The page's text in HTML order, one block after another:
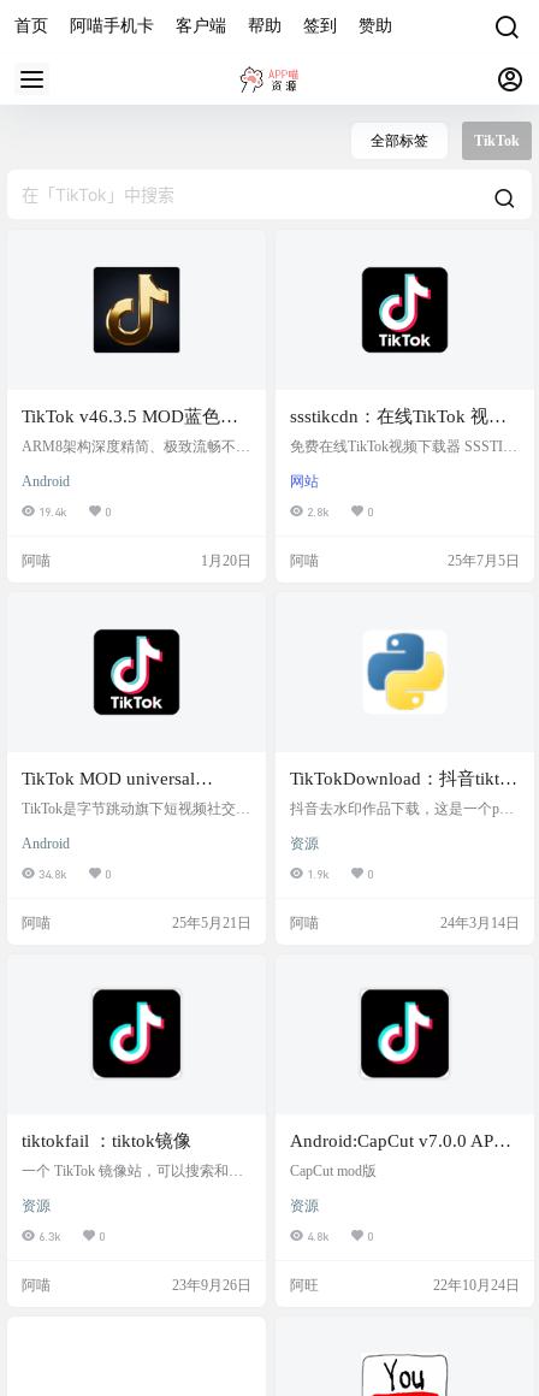
首页 阿喵手机卡 客户端 帮助 签到 赞助
全部标签 TikTok
TikTok v46.3.5 MOD蓝色白
金版 ，特别定制版，内置插
区，后台播放，可邮箱，谷
歌登录。
ARM8架构深度精简、极致流畅不掉
备完美兼容、移除冗余稳定不闪退
这个版本和TikTokModCloud版本签
另一方面有升级弹窗，但是下载资
件下载 各个文件版本差异：Private
没内置插件(需要安装插…
Android
19.4k 0
阿喵 1月20日
ssstikcdn：在线TikTok 视频
下载助手，无水印 / 高清 / 转
免费在线TikTok视频下载器 SSSTIK
下载助手。作为一款免费的在线 Tik
Tok 视频下载器，SSSTIKCDN 支持
也可以提取音频（转成 mp3 ），高
支持的功能有： 视频无水印下载 提
网站
2.8k 0
阿喵 25年7月5日
TikTok MOD universal
v45.5.3：国外版抖音MOD版
卡，最新版持续更新
TikTok是字节跳动旗下短视频社交平
创造，带来愉悦（ Inspire Creativity a
nd Bring Joy）” ” 国外版抖音-可登
软件介绍 先说大家关心的问题： 是
一下，没问题。 是…
Android
34.8k 0
阿喵 25年5月21日
TikTokDownload：抖音tiktok
去水印批量下载
抖音去水印作品下载，这是一个pyth
有人问如何无水印下载抖音视频。
好多网站用着用着就失效了，这不
布作品。 ✅ 下载收藏作品。 ✅ 下载
载合集作品。 ⌛ 下载关注作品。 ⌛
资源
1.9k 0
阿喵 24年3月14日
tiktokfail ：tiktok镜像
一个 TikTok 镜像站，可以搜索和下
不同的是，它会保留下载视频的副
本，即使在 TikTok 上被删除，这里
at allows users to make copies of their o
资源
6.3k 0
阿喵 23年9月26日
Android:CapCut v7.0.0 APK
+ MOD (Premium Unlocked)
CapCut mod版
资源
4.8k 0
阿旺 22年10月24日